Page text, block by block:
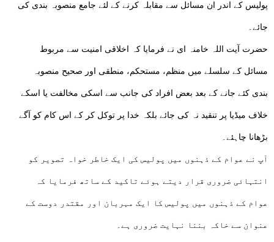
پولیس کے اندر ان مسائل سے مقابلہ کرنے کے لئے جامع منصوبہ بندی کی
جائے۔
حضرت آیت اللہ خامنہ ای نے فرمایا کہ اخلاقی امنیت سے مربوط
مسائل کے سلسلے میں منظم، مستحکم، منطقی اور صحیح منصوبہ
بندی کئے جانے کے بعد بعض افراد کی جانب سے اسکی مخالفت یا اسکے
خلاف میڈیا پر تنقید نہ کی جائے بلکہ خدا پر توکل کر کے اس کام کو آگے
بڑھانا چاہئے۔
آپ نے عوام کے ذہنوں میں پولیس کی ایک خاطر خواہ تصویر کو
انتہائی ضروری قرار دیتے ہوئے تاکید کے ساتھ فرمایا کہ
عوام کے ذہنوں میں پولیس کا ایک مہربان اور مقتدر دوست کے
عنوان سے خاکہ بننا نہایت ضروری ہے۔